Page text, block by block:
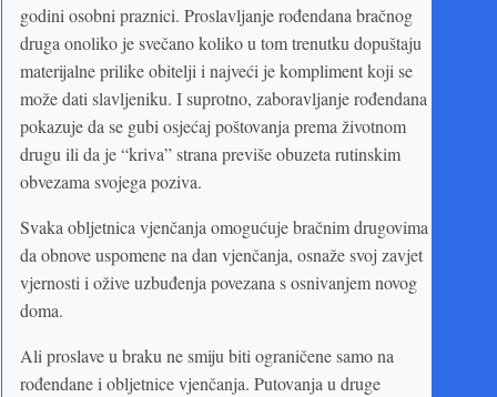
godini osobni praznici. Proslavljanje rođendana bračnog
druga onoliko je svečano koliko u tom trenutku dopuštaju
materijalne prilike obitelji i najveći je kompliment koji se
može dati slavljeniku. I suprotno, zaboravljanje rođendana
pokazuje da se gubi osjećaj poštovanja prema životnom
drugu ili da je “kriva” strana previše obuzeta rutinskim
obvezama svojega poziva.
Svaka obljetnica vjenčanja omogućuje bračnim drugovima
da obnove uspomene na dan vjenčanja, osnaže svoj zavjet
vjernosti i ožive uzbuđenja povezana s osnivanjem novog
doma.
Ali proslave u braku ne smiju biti ograničene samo na
rođendane i obljetnice vjenčanja. Putovanja u druge